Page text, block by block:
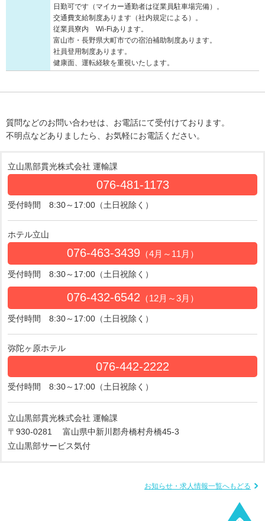
日勤可です（マイカー通勤者は従業員駐車場完備）。
交通費支給制度あります（社内規定による）。
従業員寮内 Wi-Fiあります。
富山市・長野県大町市での宿泊補助制度あります。
社員登用制度あります。
健康面、運転経験を重視いたします。
質問などのお問い合わせは、お電話にて受付けております。
不明点などありましたら、お気軽にお電話ください。
立山黒部貫光株式会社 運輸課
076-481-1173
受付時間 8:30～17:00（土日祝除く）
ホテル立山
076-463-3439（4月～11月）
受付時間 8:30～17:00（土日祝除く）
076-432-6542 （12月～3月）
受付時間 8:30～17:00（土日祝除く）
弥陀ヶ原ホテル
076-442-2222
受付時間 8:30～17:00（土日祝除く）
立山黒部貫光株式会社 運輸課
〒930-0281
富山県中新川郡舟橋村舟橋45-3
立山黒部サービス気付
お知らせ・求人情報一覧へもどる